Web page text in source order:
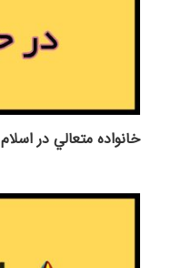
خانواده متعالي در اسلام